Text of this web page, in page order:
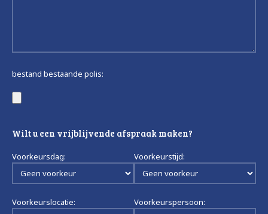
bestand bestaande polis:
Wilt u een vrijblijvende afspraak maken?
Voorkeursdag: Voorkeurstijd:
Voorkeurslocatie: Voorkeurspersoon: